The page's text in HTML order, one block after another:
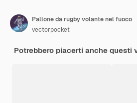
Pallone da rugby volante nel fuoco
vectorpocket
Potrebbero piacerti anche questi